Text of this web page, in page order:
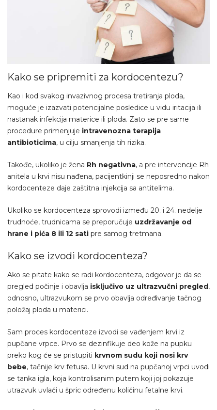
Kako se pripremiti za kordocentezu?
Kao i kod svakog invazivnog procesa tretiranja ploda,
moguće je izazvati potencijalne posledice u vidu iritacija ili
nastanak infekcija materice ili ploda. Zato se pre same
procedure primenjuje intravenozna terapija
antibioticima, u cilju smanjenja tih rizika.
Takođe, ukoliko je žena Rh negativna, a pre intervencije Rh
anitela u krvi nisu nađena, pacijentkinji se neposredno nakon
kordocenteze daje zaštitna injekcija sa antitelima.
Ukoliko se kordocenteza sprovodi između 20. i 24. nedelje
trudnoće, trudnicama se preporučuje uzdržavanje od
hrane i pića 8 ili 12 sati pre samog tretmana.
Kako se izvodi kordocenteza?
Ako se pitate kako se radi kordocenteza, odgovor je da se
pregled počinje i obavlja isključivo uz ultrazvučni pregled,
odnosno, ultrazvukom se prvo obavlja određivanje tačnog
položaj ploda u materici.
Sam proces kordocenteze izvodi se vađenjem krvi iz
pupčane vrpce. Prvo se dezinfikuje deo kože na pupku
preko kog će se pristupiti krvnom sudu koji nosi krv
bebe, tačnije krv fetusa. U krvni sud na pupčanoj vrpci uvodi
se tanka igla, koja kontrolisanim putem koji joj pokazuje
utrazvuk uvlači u špric određenu količinu fetalne krvi.